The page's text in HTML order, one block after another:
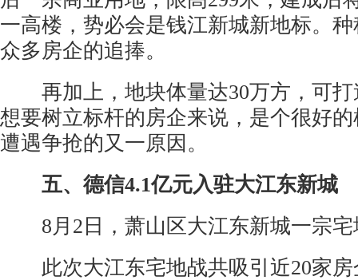
一高楼，势必会是钱江新城新地标。
众多房企的追捧。
再加上，地块体量达30万方，可打
想要树立标杆的房企来说，是个很好
遭遇争抢的又一原因。
五、德信4.1亿元入驻大江东新城
8月2日，萧山区大江东新城一宗宅
此次大江东宅地战共吸引近20家房